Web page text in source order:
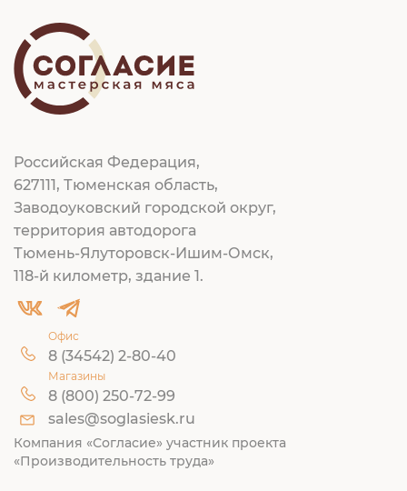
Российская Федерация,
627111, Тюменская область,
Заводоуковский городской округ,
территория автодорога
Тюмень-Ялуторовск-Ишим-Омск,
118-й километр, здание 1.
Офис
8 (34542) 2-80-40
Магазины
8 (800) 250-72-99
sales@soglasiesk.ru
Компания «Согласие» участник проекта
«Производительность труда»